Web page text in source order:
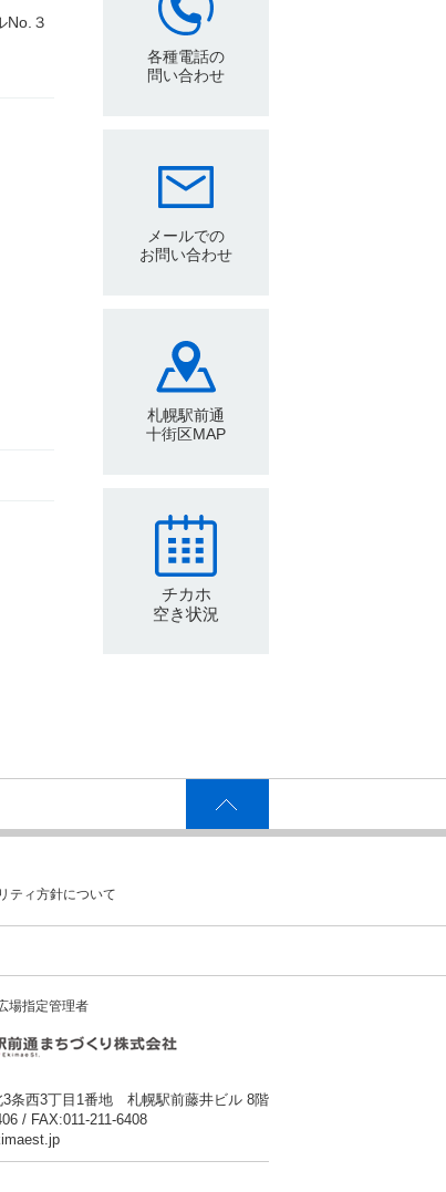
No.３
各種電話の
問い合わせ
メールでの
お問い合わせ
札幌駅前通
十街区MAP
チカホ
空き状況
ティ方針について
場指定管理者
3条西3丁目1番地 札幌駅前藤井ビル 8階
/ FAX:011-211-6408